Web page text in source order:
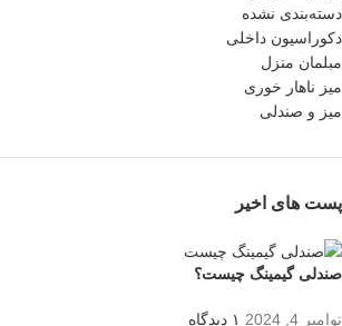
دسته‌بندی نشده
دکوراسیون داخلی
مبلمان منزل
میز ناهار خوری
میز و صندلی
پست های اخیر
صندلی گیمینگ چیست؟
نوامبر 4, 2024 ۱ دیدگاه